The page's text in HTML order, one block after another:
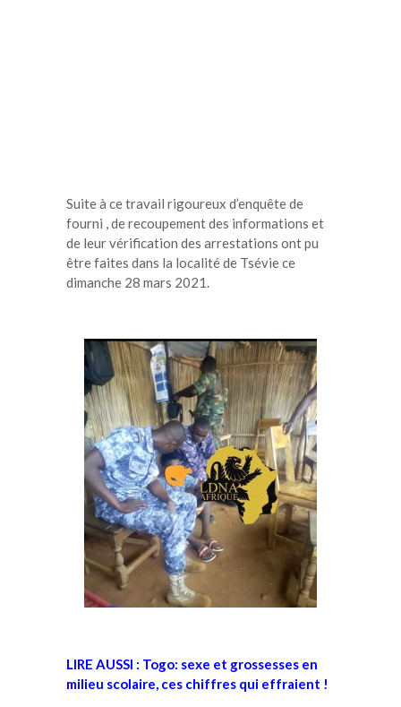
Suite à ce travail rigoureux d’enquête de
fourni , de recoupement des informations et
de leur vérification des arrestations ont pu
être faites dans la localité de Tsévie ce
dimanche 28 mars 2021.
LIRE AUSSI : Togo: sexe et grossesses en
milieu scolaire, ces chiffres qui effraient !